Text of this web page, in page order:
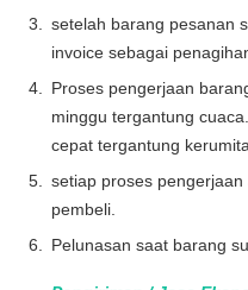
setelah barang pesanan
invoice sebagai
Proses pengerjaan
minggu tergantung
cepat tergantung
setiap proses
pembeli.
Pelunasan saat barang